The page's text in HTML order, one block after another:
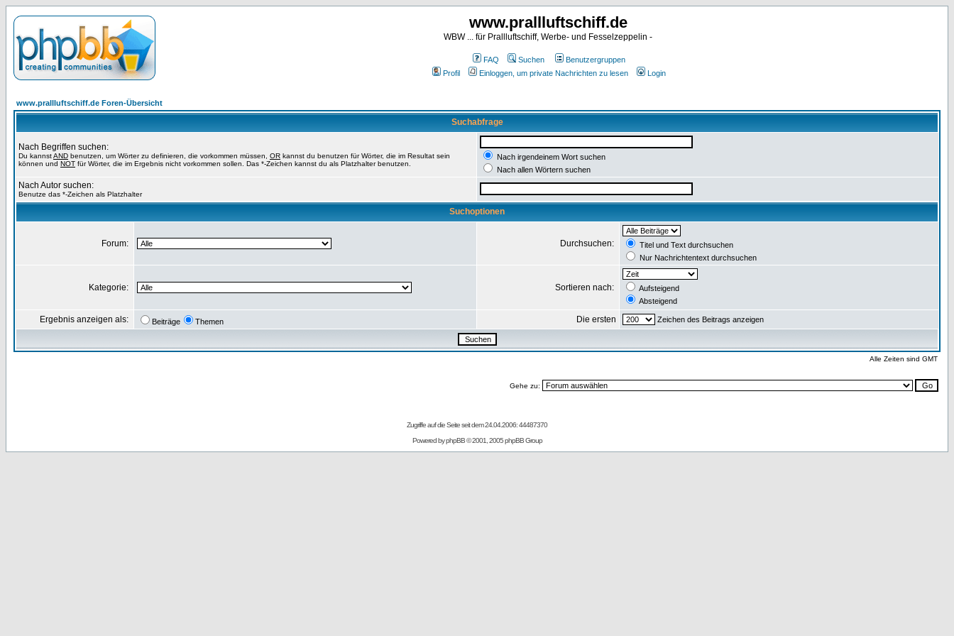
www.prallluftschiff.de
WBW ... für Prallluftschiff, Werbe- und Fesselzeppelin -
FAQ Suchen
Benutzergruppen
Profil
Einloggen, um private Nachrichten zu lesen Login
www.prallluftschiff.de Foren-Übersicht
Suchabfrage
Nach Begriffen suchen:
Du kannstAND benutzen, um Wörter zu definieren, die vorkommen müssen, OR kannst du benutzen für Wörter, die im Resultat sein
können und NOT für Wörter, die im Ergebnis nicht vorkommen sollen. Das *-Zeichen kannst du als Platzhalter benutzen.
Nach irgendeinem Wort suchen
Nach allen Wörtern suchen
Nach Autor suchen:
Benutze das *-Zeichen als Platzhalter
Suchoptionen
Forum: Durchsuchen:
Titel und Text durchsuchen
Nur Nachrichtentext durchsuchen
Kategorie: Sortieren nach:
Aufsteigend
Absteigend
Ergebnis anzeigen als: Beiträge Themen Die ersten Zeichen des Beitrags anzeigen
Alle Zeiten sind GMT
Gehe zu:
Zugriffe auf die Seite seit dem 24.04.2006: 44487370
Powered byphpBB© 2001, 2005 phpBB Group